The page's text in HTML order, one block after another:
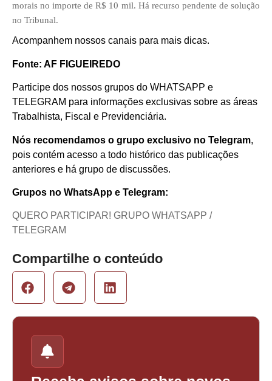
morais no importe de R$ 10 mil. Há recurso pendente de solução
no Tribunal.
Acompanhem nossos canais para mais dicas.
Fonte: AF FIGUEIREDO
Participe dos nossos grupos do WHATSAPP e
TELEGRAM para informações exclusivas sobre as áreas
Trabalhista, Fiscal e Previdenciária.
Nós recomendamos o grupo exclusivo no Telegram,
pois contém acesso a todo histórico das publicações
anteriores e há grupo de discussões.
Grupos no WhatsApp e Telegram:
QUERO PARTICIPAR! GRUPO WHATSAPP /
TELEGRAM
Compartilhe o conteúdo